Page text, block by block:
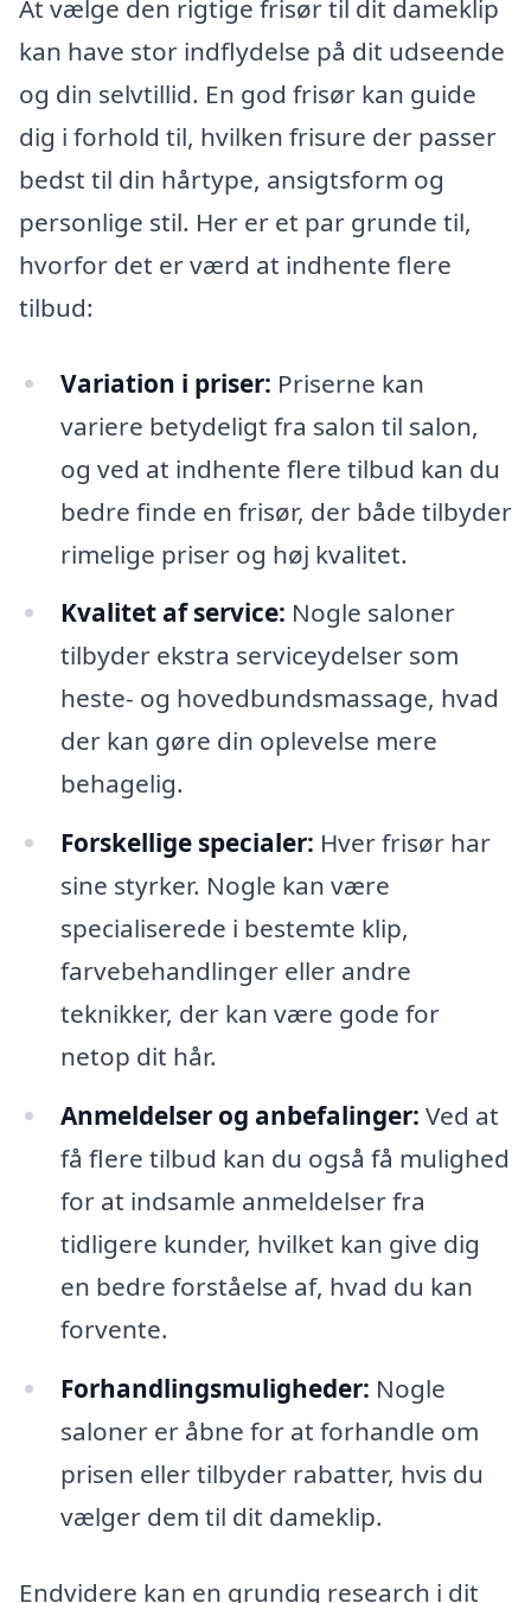
At vælge den rigtige frisør til dit dameklip
kan have stor indflydelse på dit udseende
og din selvtillid. En god frisør kan guide
dig i forhold til, hvilken frisure der passer
bedst til din hårtype, ansigtsform og
personlige stil. Her er et par grunde til,
hvorfor det er værd at indhente flere
tilbud:
Variation i priser: Priserne kan
variere betydeligt fra salon til salon,
og ved at indhente flere tilbud kan du
bedre finde en frisør, der både tilbyder
rimelige priser og høj kvalitet.
Kvalitet af service: Nogle saloner
tilbyder ekstra serviceydelser som
heste- og hovedbundsmassage, hvad
der kan gøre din oplevelse mere
behagelig.
Forskellige specialer: Hver frisør har
sine styrker. Nogle kan være
specialiserede i bestemte klip,
farvebehandlinger eller andre
teknikker, der kan være gode for
netop dit hår.
Anmeldelser og anbefalinger: Ved at
få flere tilbud kan du også få mulighed
for at indsamle anmeldelser fra
tidligere kunder, hvilket kan give dig
en bedre forståelse af, hvad du kan
forvente.
Forhandlingsmuligheder: Nogle
saloner er åbne for at forhandle om
prisen eller tilbyder rabatter, hvis du
vælger dem til dit dameklip.
Endvidere kan en grundig research i dit